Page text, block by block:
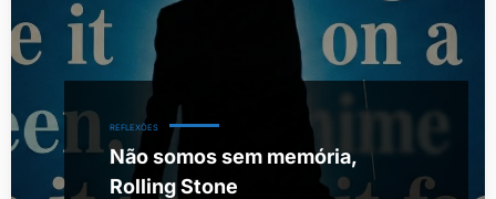
REFLEXÕES
Não somos sem memória,
Rolling Stone